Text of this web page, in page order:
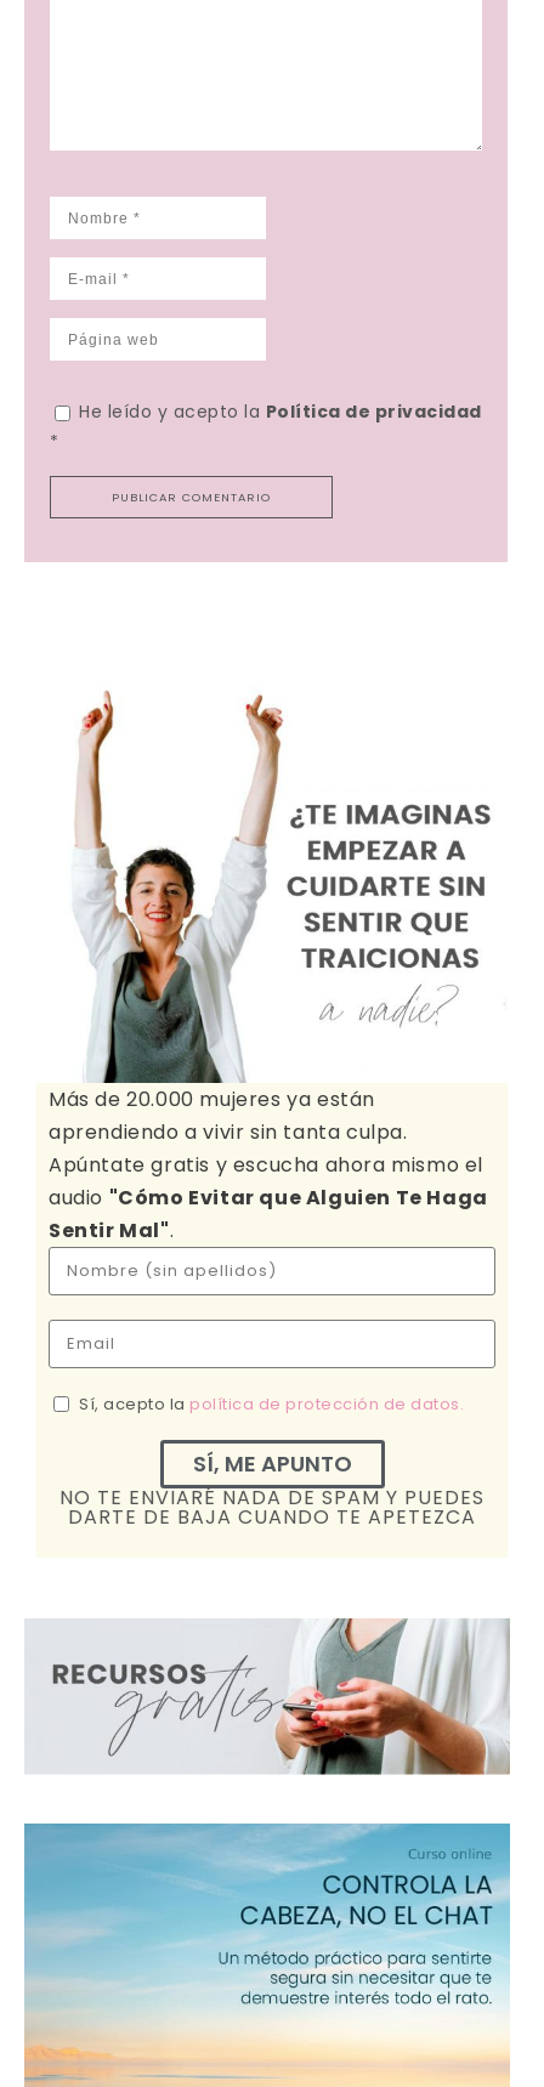
He leído y acepto la Política de privacidad
*
Más de 20.000 mujeres ya están
aprendiendo a vivir sin tanta culpa.
Apúntate gratis y escucha ahora mismo el
audio "Cómo Evitar que Alguien Te Haga
Sentir Mal".
Sí, acepto la política de protección de datos.
SÍ, ME APUNTO
NO TE ENVIARÉ NADA DE SPAM Y PUEDES
DARTE DE BAJA CUANDO TE APETEZCA